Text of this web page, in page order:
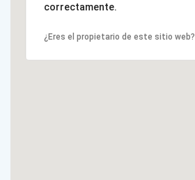
correctamente.
¿Eres el propietario de este sitio web?